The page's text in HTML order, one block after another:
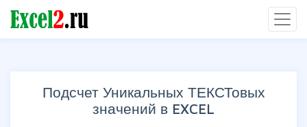
Подсчет Уникальных ТЕКСТовых
значений в EXCEL